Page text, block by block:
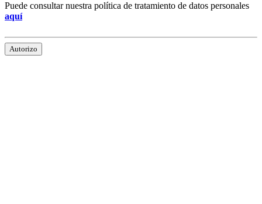
Puede consultar nuestra política de tratamiento de datos personales
aquí
Autorizo